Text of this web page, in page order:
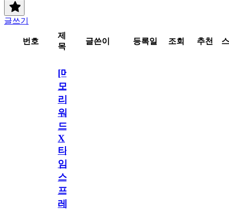
글쓰기
번호
제
목
글쓴이 등록일 조회 추천
[메
모
리
워
드
X
타
임
스
프
레